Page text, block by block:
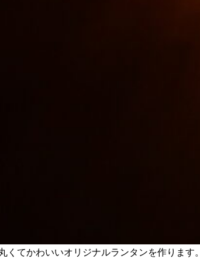
くてかわいいオリジナルランタンを作ります。